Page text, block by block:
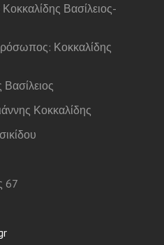
Βασίλειος-
Κοκκαλίδης
Κοκκαλίδης
67